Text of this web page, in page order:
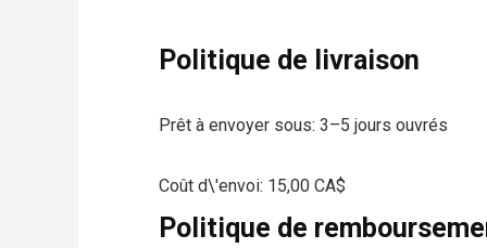
Politique de livraison
Prêt à envoyer sous: 3–5 jours ouvrés
Coût d\'envoi: 15,00 CA$
Politique de